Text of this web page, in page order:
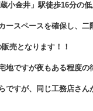
小金井」駅徒歩16分の
ースペースを確保し、二
売となります！！
地ですが夜もある程度の
ですが、同じ工務店さん